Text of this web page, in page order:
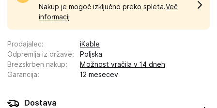
Nakup je mogoč izključno preko spleta.Več
informacij
Prodajalec:
iKable
Odpremlja iz države:
Poljska
Brezskrben nakup:
Možnost vračila v 14 dneh
Garancija: 12 mesecev
Dostava